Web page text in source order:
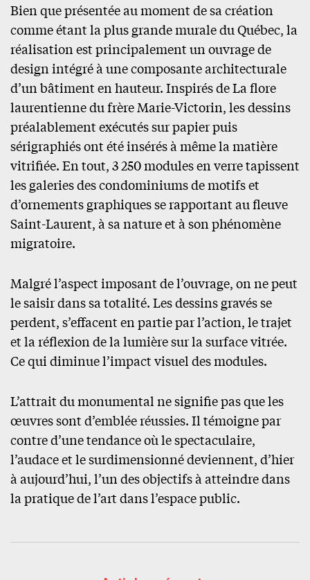
Bien que présentée au moment de sa création
comme étant la plus grande murale du Québec, la
réalisation est principalement un ouvrage de
design intégré à une composante architecturale
d’un bâtiment en hauteur. Inspirés de La flore
laurentienne du frère Marie-Victorin, les dessins
préalablement exécutés sur papier puis
sérigraphiés ont été insérés à même la matière
vitrifiée. En tout, 3 250 modules en verre tapissent
les galeries des condominiums de motifs et
d’ornements graphiques se rapportant au fleuve
Saint-Laurent, à sa nature et à son phénomène
migratoire.
Malgré l’aspect imposant de l’ouvrage, on ne peut
le saisir dans sa totalité. Les dessins gravés se
perdent, s’effacent en partie par l’action, le trajet
et la réflexion de la lumière sur la surface vitrée.
Ce qui diminue l’impact visuel des modules.
L’attrait du monumental ne signifie pas que les
œuvres sont d’emblée réussies. Il témoigne par
contre d’une tendance où le spectaculaire,
l’audace et le surdimensionné deviennent, d’hier
à aujourd’hui, l’un des objectifs à atteindre dans
la pratique de l’art dans l’espace public.